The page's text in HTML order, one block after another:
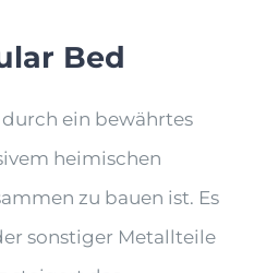
Bed
ein bewährtes
heimischen
zu bauen ist. Es
sonstiger Metallteile